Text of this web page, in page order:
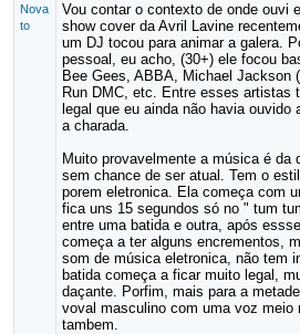
Nova
to
Vou contar o contexto de onde ouvi
show cover da Avril Lavine
um DJ tocou para animar a galera.
pessoal, eu acho, (30+) ele focou
Bee Gees, ABBA, Michael Jackson
Run DMC, etc. Entre esses artistas
legal que eu ainda não havia ouvido
a charada.
Muito provavelmente a música é da
sem chance de ser atual. Tem o
porem eletronica. Ela começa com
fica uns 15 segundos só no " tum
entre uma batida e outra, após
começa a ter alguns encrementos,
som de música eletronica, não tem
batida começa a ficar muito legal,
daçante. Porfim, mais para a
voval masculino com uma voz meio
tambem.